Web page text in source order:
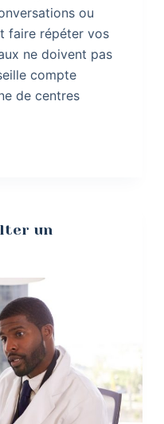
ou
faire répéter vos
ne doivent pas
compte
de centres
un